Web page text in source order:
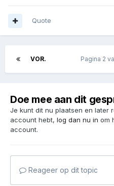
Quote
VOR. Pagina 2
Doe mee aan dit
Je kunt dit nu plaatsen en later
account hebt, log dan nu in om
account.
Reageer op dit topic